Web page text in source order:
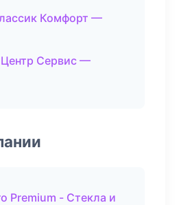
Комфорт —
Сервис —
Premium - Стекла и